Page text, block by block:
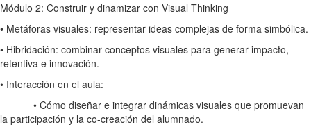
Módulo 2: Construir y dinamizar con Visual Thinking
• Metáforas visuales: representar ideas complejas de forma simbólica.
• Hibridación: combinar conceptos visuales para generar impacto,
retentiva e innovación.
• Interacción en el aula:
• Cómo diseñar e integrar dinámicas visuales que promuevan
la participación y la co-creación del alumnado.